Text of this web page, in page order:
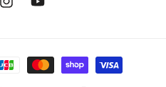
InstagramYouTube